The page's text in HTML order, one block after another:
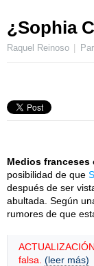
¿Sophia
Raquel Reinoso
Medios franceses
posibilidad de que
después de ser
abultada. Según
rumores de que
falsa. (leer más)